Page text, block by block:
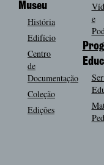
Museu
História
Edifício
Centro
de
Documentação
Coleção
Edições
e